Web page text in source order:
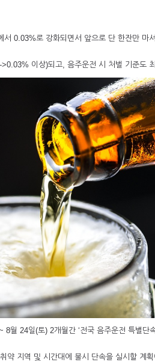
0.03%로 강화되면서 앞으로 단 한잔만 마
이상)되고, 음주운전 시 처벌 기준도
월 24일(토) 2개월간 ‘전국 음주운전 특별단
지역 및 시간대에 불시 단속을 실시할 계